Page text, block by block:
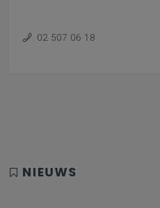
02 507 06 18
NIEUWS